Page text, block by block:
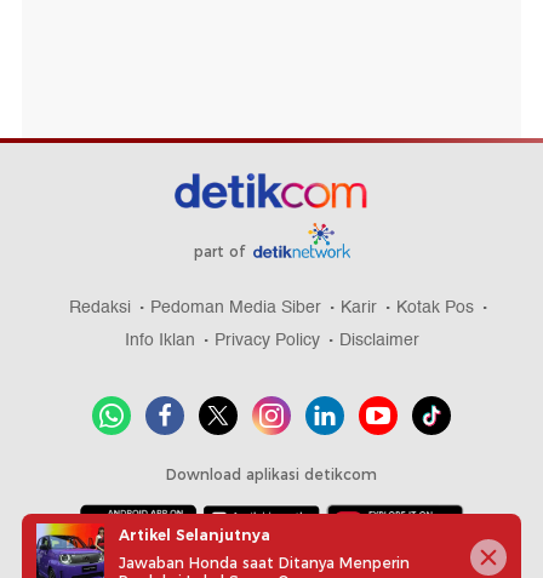
part of
Redaksi Pedoman Media Siber Karir
Kotak Pos
Info Iklan
Privacy Policy Disclaimer
Download aplikasi detikcom
Artikel Selanjutnya
Jawaban Honda saat Ditanya Menperin